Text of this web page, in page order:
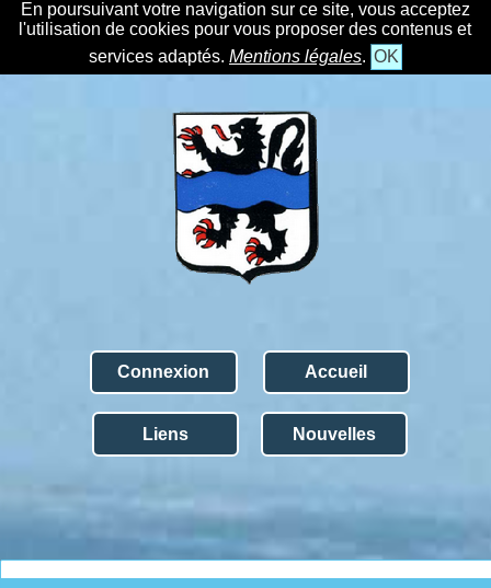
En poursuivant votre navigation sur ce site, vous acceptez
l'utilisation de cookies pour vous proposer des contenus et
services adaptés. Mentions légales. OK
Connexion Accueil
Liens Nouvelles